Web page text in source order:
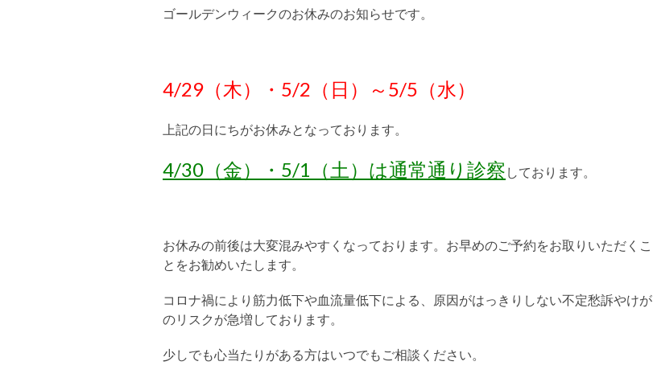
ゴールデンウィークのお休みのお知らせです。
4/29（木）・5/2（日）～5/5（水）
上記の日にちがお休みとなっております。
4/30（金）・5/1（土）は通常通り診察 しております。
お休みの前後は大変混みやすくなっております。お早めのご予約をお取りいただくこ
とをお勧めいたします。
コロナ禍により筋力低下や血流量低下による、原因がはっきりしない不定愁訴やけが
のリスクが急増しております。
少しでも心当たりがある方はいつでもご相談ください。